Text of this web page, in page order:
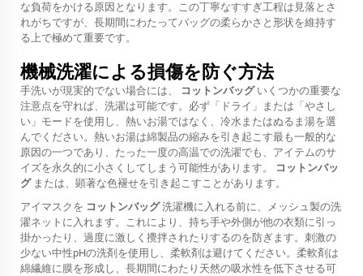
な負荷をかける原因となります。この丁寧なすすぎ工程は見落とさ
れがちですが、長期間にわたってバッグの柔らかさと形状を維持す
る上で極めて重要です。
機械洗濯による損傷を防ぐ方法
手洗いが現実的でない場合には、 コットンバッグ いくつかの重要な
注意点を守れば、洗濯は可能です。必ず「ドライ」または「やさし
い」モードを使用し、熱いお湯ではなく、冷水またはぬるま湯を選
んでください。熱いお湯は綿製品の縮みを引き起こす最も一般的な
原因の一つであり、たった一度の高温での洗濯でも、アイテムのサ
イズを永久的に小さくしてしまう可能性があります。
コットンバッ
グ または、顕著な色褪せを引き起こすことがあります。
アイマスクを コットンバッグ洗濯機に入れる前に、メッシュ製の洗
濯ネットに入れます。これにより、持ち手や外側が他の衣類に引っ
掛かったり、過度に激しく攪拌されたりするのを防ぎます。刺激の
少ない中性pHの洗剤を使用し、柔軟剤は避けてください。柔軟剤は
綿繊維に膜を形成し、長期間にわたり天然の吸水性を低下させる可